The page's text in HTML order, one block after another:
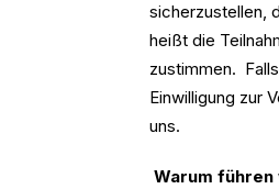
sicherzustellen,
heißt die
zustimmen.
Einwilligung zur
uns.
Warum